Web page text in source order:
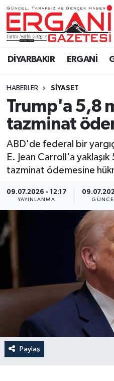
DİYARBAKIR ERGANİ
HABERLER SİYASET
Trump'a 5,8
tazminat
ABD'de federal bir
E. Jean Carroll'a
tazminat ödemesine
09.07.2026 - 12:17
YAYINLANMA
Paylaş
DİYARBAKIR
BİSMİL
BAĞLAR
ERGANİ
Güncel
Eği̇ti̇m
Resmi İlanlar
Sağlık
Si̇yaset
Bi̇li̇m & Teknoloji̇
Dünya
Eği̇ti̇m
Ergani Nöbetçi
Ergani Hava Durumu
Ergani Trafik
Süper Lig Puan
Tüm Manşetler
Son Dakika Haberleri
Haber Arşivi